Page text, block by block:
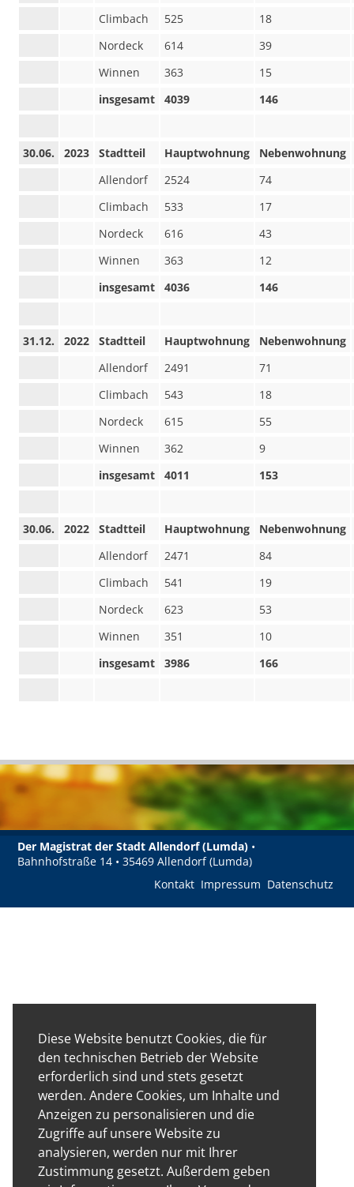
Diese Website benutzt Cookies, die für
den technischen Betrieb der Website
erforderlich sind und stets gesetzt
werden. Andere Cookies, um Inhalte und
Anzeigen zu personalisieren und die
Zugriffe auf unsere Website zu
analysieren, werden nur mit Ihrer
Zustimmung gesetzt. Außerdem geben
Climbach
525
18
Nordeck
614
39
Winnen
363
15
insgesamt
4039 146
30.06. 2023 Stadtteil Hauptwohnung
Nebenwohnung
Allendorf
2524
74
Climbach
533
17
Nordeck
616
43
Winnen
363
12
insgesamt
4036 146
31.12. 2022 Stadtteil Hauptwohnung
Nebenwohnung
Allendorf
2491
71
Climbach
543
18
Nordeck
615
55
Winnen
362
9
insgesamt
4011 153
30.06. 2022 Stadtteil Hauptwohnung
Nebenwohnung
Allendorf
2471
84
Climbach
541
19
Nordeck
623
53
Winnen
351
10
insgesamt
3986 166
Der Magistrat der Stadt Allendorf (Lumda) •
Bahnhofstraße 14 • 35469 Allendorf (Lumda)
Kontakt Impressum Datenschutz